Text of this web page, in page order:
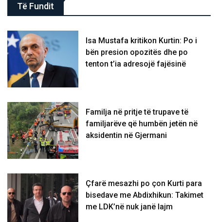
Të Fundit
Isa Mustafa kritikon Kurtin: Po i
bën presion opozitës dhe po
tenton t’ia adresojë fajësinë
​Familja në pritje të trupave të
familjarëve që humbën jetën në
aksidentin në Gjermani
Çfarë mesazhi po çon Kurti para
bisedave me Abdixhikun: Takimet
me LDK’në nuk janë lajm